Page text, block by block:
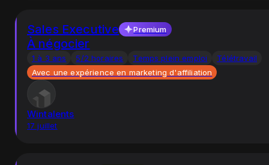
Sales Executive Premium
À négocier
1 à 3 ans 5/2 horaires Temps plein emploi
Télétravail
Avec une expérience en marketing d'affiliation
Wintalents
17 juillet